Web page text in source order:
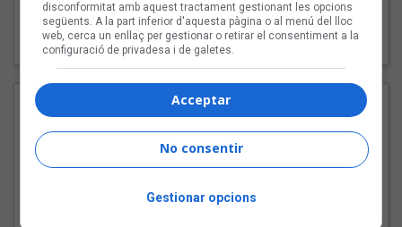
"Les cabres"
94 Rules amb Compte
disconformitat amb aquest tractament gestionant les opcions
següents. A la part inferior d'aquesta pàgina o al menú del lloc
web, cerca un enllaç per gestionar o retirar el consentiment a la
configuració de privadesa i de galetes.
Acceptar
No consentir
Gestionar opcions